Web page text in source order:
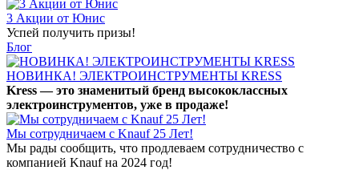
3 Акции от Юнис
Успей получить призы!
Блог
НОВИНКА! ЭЛЕКТРОИНСТРУМЕНТЫ KRESS
Kress — это знаменитый бренд высококлассных
электроинструментов, уже в продаже!
Мы сотрудничаем с Knauf 25 Лет!
Мы рады сообщить, что продлеваем сотрудничество с
компанией Knauf на 2024 год!